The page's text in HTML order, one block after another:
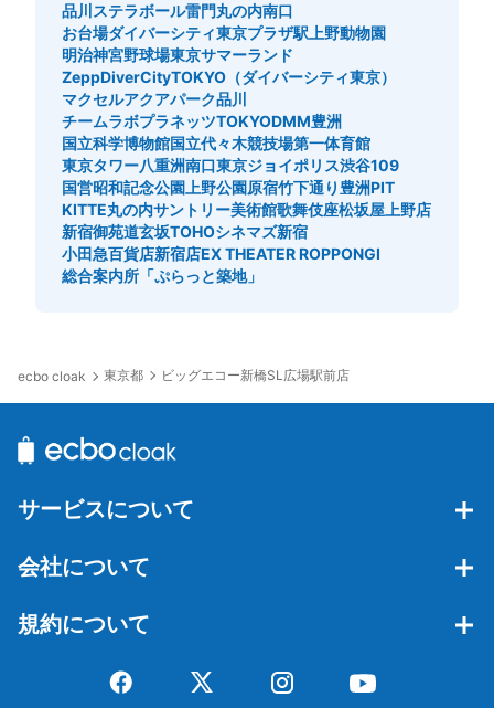
品川ステラボール雷門丸の内南口
お台場ダイバーシティ東京プラザ駅 上野動物園
明治神宮野球場東京サマーランド
ZeppDiverCityTOKYO（ダイバーシティ東京）
マクセルアクアパーク品川
チームラボプラネッツTOKYODMM豊洲
国立科学博物館国立代々木競技場第一体育館
東京タワー八重洲南口東京ジョイポリス渋谷109
国営昭和記念公園 上野公園原宿竹下通り 豊洲PIT
KITTE丸の内サントリー美術館歌舞伎座松坂屋上野店
新宿御苑道玄坂TOHOシネマズ新宿
小田急百貨店新宿店EX THEATER ROPPONGI
総合案内所「ぷらっと築地」
ecbo cloak 東京都 ビッグエコー新橋SL広場駅前店
サービスについて
会社について
規約について